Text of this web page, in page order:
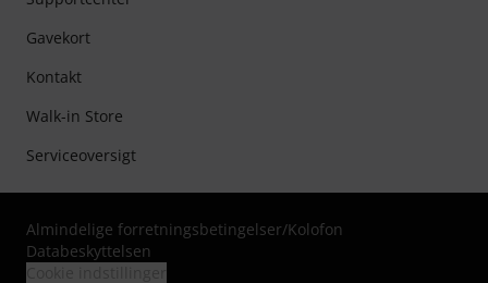
Gavekort
Kontakt
Walk-in Store
Serviceoversigt
Almindelige forretningsbetingelser/Kolofon
Databeskyttelsen